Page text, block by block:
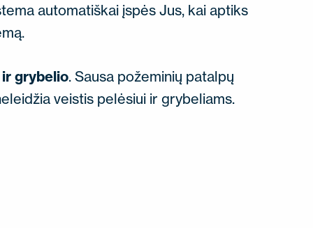
automatiškai įspės Jus, kai aptiks
grybelio. Sausa požeminių patalpų
veistis pelėsiui ir grybeliams.